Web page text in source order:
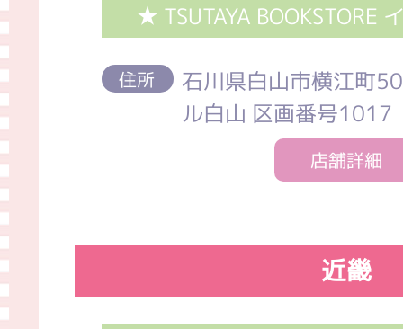
★ TSUTAYA BOOKSTORE
住所
石川県白山市横江町
ル白山 区画番号1017
店舗詳細
近畿